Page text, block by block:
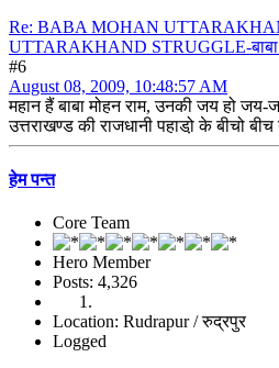
Re: BABA MOHAN
UTTARAKHAND STRUGGLE-बाबा
#6
August 08, 2009, 10:48:57 AM
महान हैं बाबा मोहन राम, उनकी जय हो जय-
उत्तराखण्ड की राजधानी पहाडो़ के बीचो
हेम पन्त
Core Team
Hero Member
Posts: 4,326
Location: Rudrapur / रुद्रपुर
Logged